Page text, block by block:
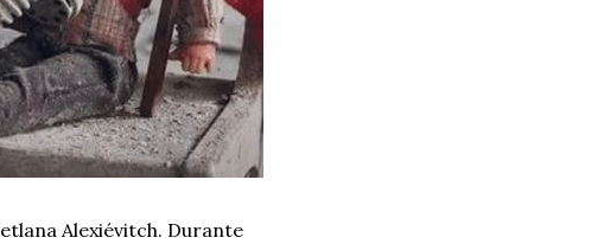
Alexiévitch. Durante